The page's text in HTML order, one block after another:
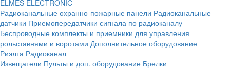
ELMES ELECTRONIC
Радиоканальные охранно-пожарные панели Радиоканальные
датчики Приемопередатчики сигнала по радиоканалу
Беспроводные комплекты и приемники для управления
рольставнями и воротами Дополнительное оборудование
Риэлта Радиоканал
Извещатели Пульты и доп. оборудование Брелки